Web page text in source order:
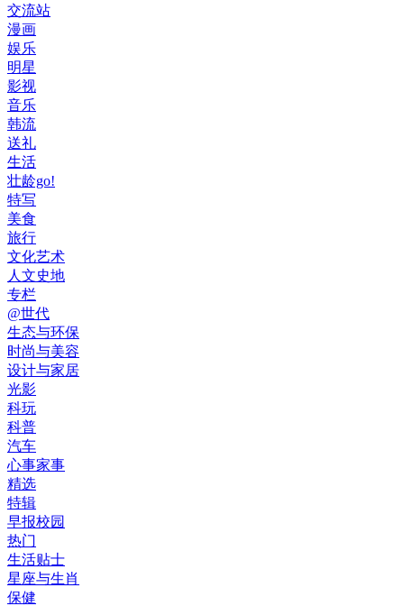
交流站
漫画
娱乐
明星
影视
音乐
韩流
送礼
生活
壮龄go!
特写
美食
旅行
文化艺术
人文史地
专栏
@世代
生态与环保
时尚与美容
设计与家居
光影
科玩
科普
汽车
心事家事
精选
特辑
早报校园
热门
生活贴士
星座与生肖
保健